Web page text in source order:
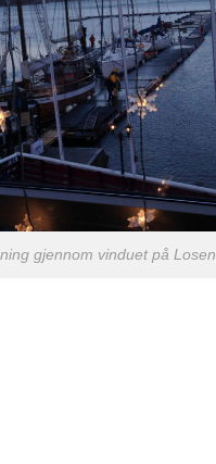
gjennom vinduet på Losen.